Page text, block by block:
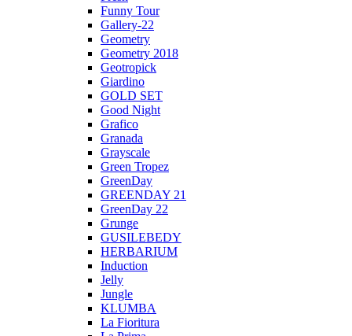
Funny Tour
Gallery-22
Geometry
Geometry 2018
Geotropick
Giardino
GOLD SET
Good Night
Grafico
Granada
Grayscale
Green Tropez
GreenDay
GREENDAY 21
GreenDay 22
Grunge
GUSILEBEDY
HERBARIUM
Induction
Jelly
Jungle
KLUMBA
La Fioritura